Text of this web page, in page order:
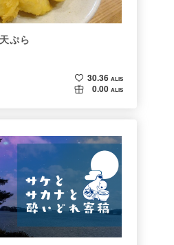
ぷら
30.36 ALIS
0.00 ALIS